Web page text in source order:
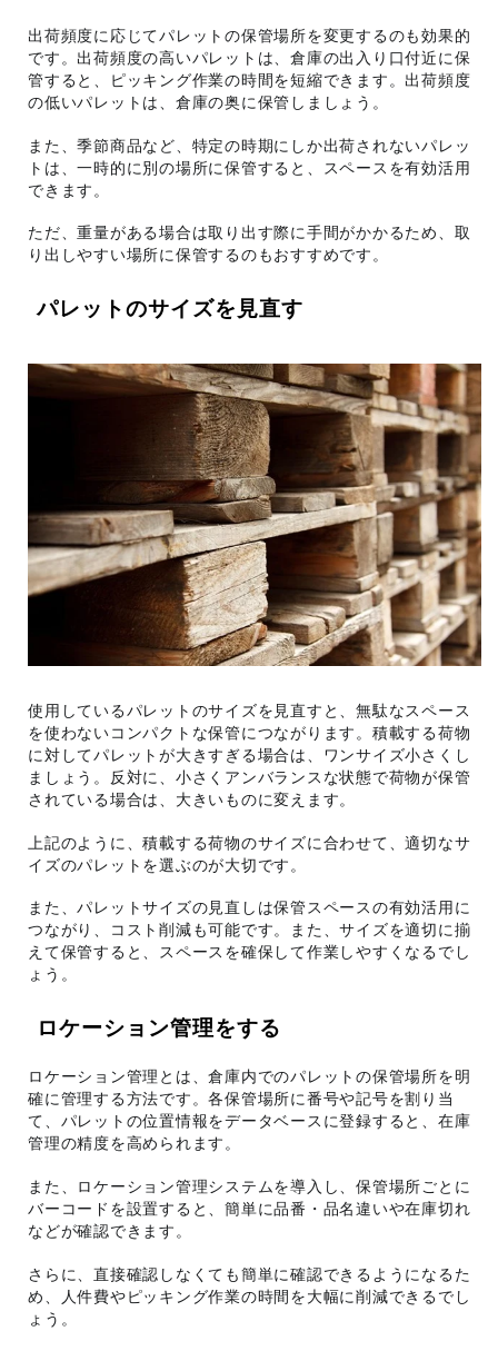
出荷頻度に応じてパレットの保管場所を変更するのも効果的
です。出荷頻度の高いパレットは、倉庫の出入り口付近に保
管すると、ピッキング作業の時間を短縮できます。出荷頻度
の低いパレットは、倉庫の奥に保管しましょう。
また、季節商品など、特定の時期にしか出荷されないパレッ
トは、一時的に別の場所に保管すると、スペースを有効活用
できます。
ただ、重量がある場合は取り出す際に手間がかかるため、取
り出しやすい場所に保管するのもおすすめです。
パレットのサイズを見直す
使用しているパレットのサイズを見直すと、無駄なスペース
を使わないコンパクトな保管につながります。積載する荷物
に対してパレットが大きすぎる場合は、ワンサイズ小さくし
ましょう。反対に、小さくアンバランスな状態で荷物が保管
されている場合は、大きいものに変えます。
上記のように、積載する荷物のサイズに合わせて、適切なサ
イズのパレットを選ぶのが大切です。
また、パレットサイズの見直しは保管スペースの有効活用に
つながり、コスト削減も可能です。また、サイズを適切に揃
えて保管すると、スペースを確保して作業しやすくなるでし
ょう。
ロケーション管理をする
ロケーション管理とは、倉庫内でのパレットの保管場所を明
確に管理する方法です。各保管場所に番号や記号を割り当
て、パレットの位置情報をデータベースに登録すると、在庫
管理の精度を高められます。
また、ロケーション管理システムを導入し、保管場所ごとに
バーコードを設置すると、簡単に品番・品名違いや在庫切れ
などが確認できます。
さらに、直接確認しなくても簡単に確認できるようになるた
め、人件費やピッキング作業の時間を大幅に削減できるでし
ょう。